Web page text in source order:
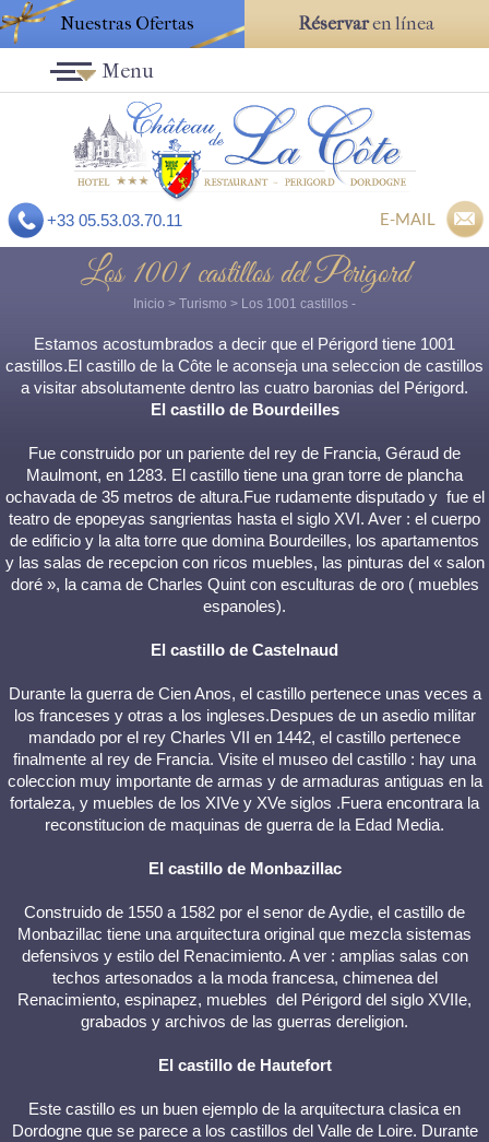
Nuestras Ofertas Réservaren línea
+33 05.53.03.70.11 E-MAIL
Menu
Los 1001 castillos del Perigord
Inicio > Turismo > Los 1001 castillos -
Estamos acostumbrados a decir que el Périgord tiene 1001
castillos.El castillo de la Côte le aconseja una seleccion de castillos
a visitar absolutamente dentro las cuatro baronias del Périgord.
El castillo de Bourdeilles
Fue construido por un pariente del rey de Francia, Géraud de
Maulmont, en 1283. El castillo tiene una gran torre de plancha
ochavada de 35 metros de altura.Fue rudamente disputado y fue el
teatro de epopeyas sangrientas hasta el siglo XVI. Aver : el cuerpo
de edificio y la alta torre que domina Bourdeilles, los apartamentos
y las salas de recepcion con ricos muebles, las pinturas del « salon
doré », la cama de Charles Quint con esculturas de oro ( muebles
espanoles).
El castillo de Castelnaud
Durante la guerra de Cien Anos, el castillo pertenece unas veces a
los franceses y otras a los ingleses.Despues de un asedio militar
mandado por el rey Charles VII en 1442, el castillo pertenece
finalmente al rey de Francia. Visite el museo del castillo : hay una
coleccion muy importante de armas y de armaduras antiguas en la
fortaleza, y muebles de los XIVe y XVe siglos .Fuera encontrara la
reconstitucion de maquinas de guerra de la Edad Media.
El castillo de Monbazillac
Construido de 1550 a 1582 por el senor de Aydie, el castillo de
Monbazillac tiene una arquitectura original que mezcla sistemas
defensivos y estilo del Renacimiento. A ver : amplias salas con
techos artesonados a la moda francesa, chimenea del
Renacimiento, espinapez, muebles del Périgord del siglo XVIIe,
grabados y archivos de las guerras dereligion.
El castillo de Hautefort
Este castillo es un buen ejemplo de la arquitectura clasica en
Dordogne que se parece a los castillos del Valle de Loire. Durante